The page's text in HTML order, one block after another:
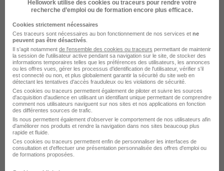
Emplois & formations
Alternance Conseiller en ressources humaines
Emploi Conseiller en ressources humaines
Entreprises Conseiller en ressources humaines
Intérim par métiers similaires
Intérim Chargé de développement RH
Hellowork utilise des cookies ou traceurs pour rendre votre
recherche d’emploi ou de formation encore plus efficace.
Cookies strictement nécessaires
Ces traceurs sont nécessaires au bon fonctionnement de nos services et ne
peuvent pas être désactivés
Il s'agit notamment de l'ensemble des cookies ou traceurs permettant de maintenir
la session de l'utilisateur active pendant sa navigation sur le site, de stocker des
informations temporaires telles que les préférences des utilisateurs, les annonces
ou les offres vues, gérer les processus d'identification de l'utilisateur, vérifier s'il
est connecté ou non, et plus globalement garantir la sécurité du site web en
détectant les tentatives d'accès frauduleux ou les violations de sécurité.
Ces cookies ou traceurs permettent également de piloter et suivre les sources
d'acquisition d'audience en utilisant un identifiant unique permettant de comprendre
comment nos utilisateurs naviguent sur nos sites et nos applications en fonction
des différentes sources de trafic.
Ils nous permettent également d’observer le comportement de nos utilisateurs afin
d'améliorer nos produits et rendre la navigation dans nos sites beaucoup plus
rapide et fluide.
Ces cookies ou traceurs permettent enfin de personnaliser les interfaces de
consultation et d'effectuer une présentation personnalisée des offres d'emploi ou
de formations proposées.